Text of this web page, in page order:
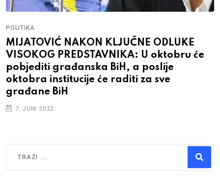
POLITIKA
MIJATOVIĆ NAKON KLJUČNE ODLUKE
VISOKOG PREDSTAVNIKA: U oktobru će
pobjediti građanska BiH, a poslije
oktobra institucije će raditi za sve
građane BiH
7. JUNI 2022.
Type 2 or more characters for results.